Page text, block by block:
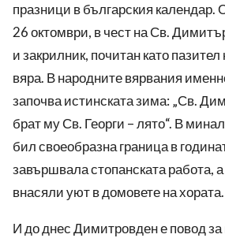
празници в българския календар.
26 октомври, в чест на Св.
и закрилник, почитан като
вяра. В народните вярвания
започва истинската зима: „Св.
брат му Св. Георги – лято“. В
бил своеобразна граница в
завършвала стопанската работа,
внасяли уют в домовете на хората.
И до днес Димитровден е повод